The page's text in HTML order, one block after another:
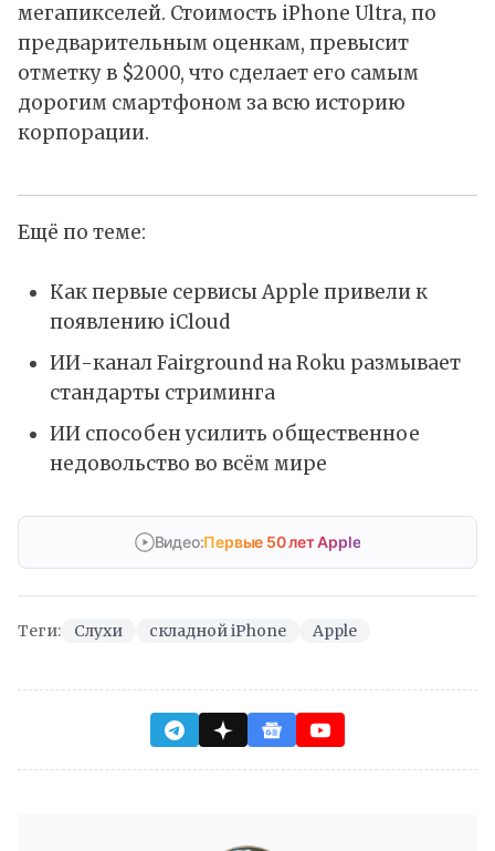
мегапикселей. Стоимость iPhone Ultra, по
предварительным оценкам, превысит
отметку в $2000, что сделает его самым
дорогим смартфоном за всю историю
корпорации.
Ещё по теме:
Как первые сервисы Apple привели к
появлению iCloud
ИИ-канал Fairground на Roku размывает
стандарты стриминга
ИИ способен усилить общественное
недовольство во всём мире
Видео:Первые 50 лет Apple
Теги: Слухи складной iPhone Apple